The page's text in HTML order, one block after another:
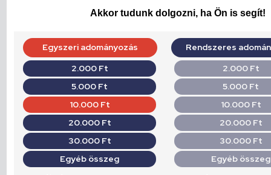
Akkor tudunk dolgozni, ha Ön is segít!